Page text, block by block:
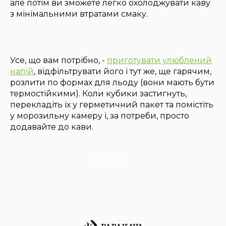
але потім ви зможете легко охолоджувати каву
з мінімальними втратами смаку.
Усе, що вам потрібно, - приготувати улюблений
напій, відфільтрувати його і тут же, ще гарячим,
розлити по формах для льоду (вони мають бути
термостійкими). Коли кубики застигнуть,
перекладіть їх у герметичний пакет та помістіть
у морозильну камеру і, за потреби, просто
додавайте до кави.